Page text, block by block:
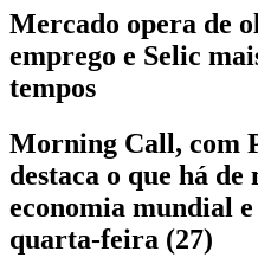
Mercado opera de
emprego e Selic
tempos
Morning Call, com
destaca o que há
economia mundial
quarta-feira (27)